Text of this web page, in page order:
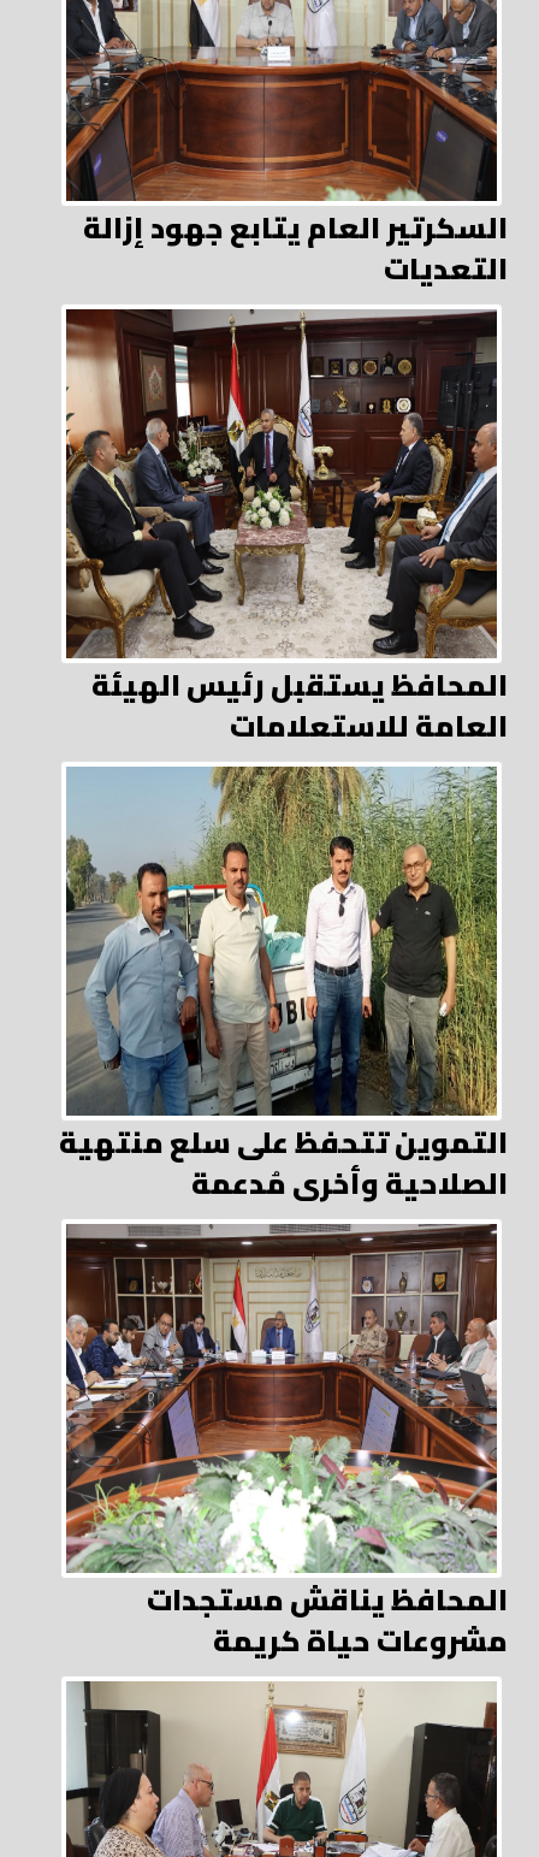
السكرتير العام يتابع جهود إزالة
التعديات
المحافظ يستقبل رئيس الهيئة
العامة للاستعلامات
التموين تتحفظ على سلع منتهية
الصلاحية وأخرى مُدعمة
المحافظ يناقش مستجدات
مشروعات حياة كريمة